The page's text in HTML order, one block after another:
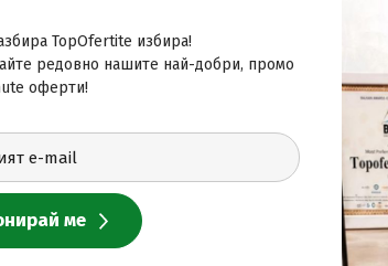
легло
легло
830.00 € / 1623
Двойна стая Делукс Премиум
440.00€ / 860.57лв.
лв.
легло
легло
TopOfertite избира!
редовно нашите най-добри, промо
оферти!